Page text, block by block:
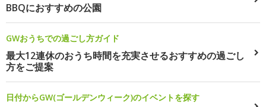
BBQにおすすめの公園
GWおうちでの過ごし方ガイド
最大12連休のおうち時間を充実させるおすすめの過ごし
方をご提案
日付からGW(ゴールデンウィーク)のイベントを探す